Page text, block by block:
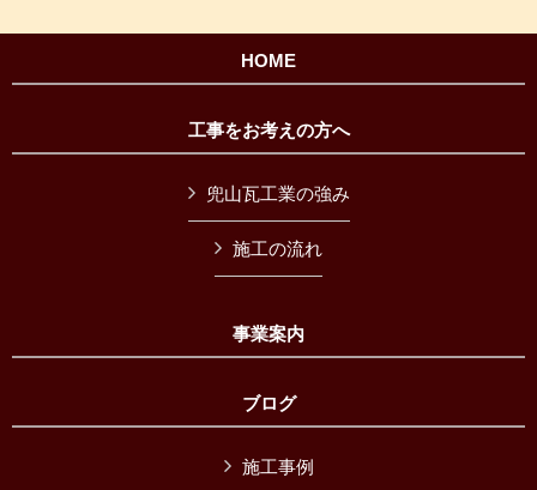
HOME
工事をお考えの方へ
兜山瓦工業の強み
施工の流れ
事業案内
ブログ
施工事例